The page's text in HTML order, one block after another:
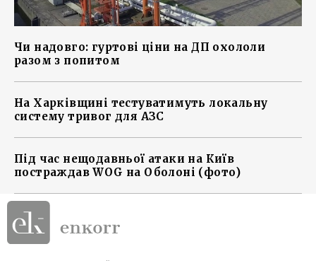
Чи надовго: гуртові ціни на ДП охололи
разом з попитом
На Харківщині тестуватимуть локальну
систему тривог для АЗС
Під час нещодавньої атаки на Київ
постраждав WOG на Оболоні (фото)